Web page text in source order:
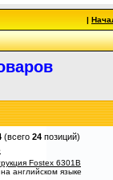
|
(всего 24 позиций)
Fostex 6301B
английском языке